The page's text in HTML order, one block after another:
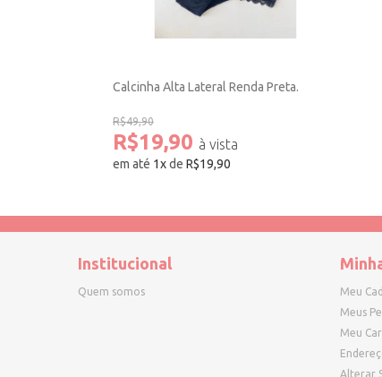
Calcinha Alta Lateral Renda Preta.
R$49,90
R$19,90
em até 1xde R$19,90
Institucional
Quem somos
Meu
Meus
Meu
Alterar